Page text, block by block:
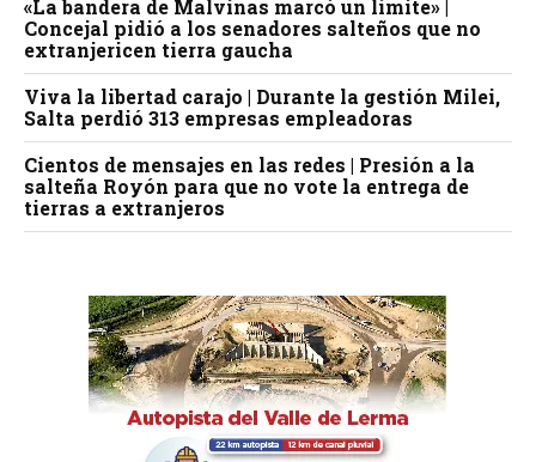
«La bandera de Malvinas marcó un límite» |
Concejal pidió a los senadores salteños que no
extranjericen tierra gaucha
Viva la libertad carajo | Durante la gestión Milei,
Salta perdió 313 empresas empleadoras
Cientos de mensajes en las redes | Presión a la
salteña Royón para que no vote la entrega de
tierras a extranjeros